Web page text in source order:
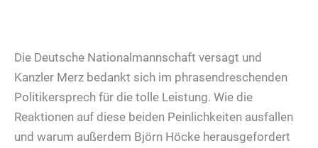
Die Deutsche Nationalmannschaft versagt und
Kanzler Merz bedankt sich im phrasendreschenden
Politikersprech für die tolle Leistung. Wie die
Reaktionen auf diese beiden Peinlichkeiten ausfallen
und warum außerdem Björn Höcke herausgefordert